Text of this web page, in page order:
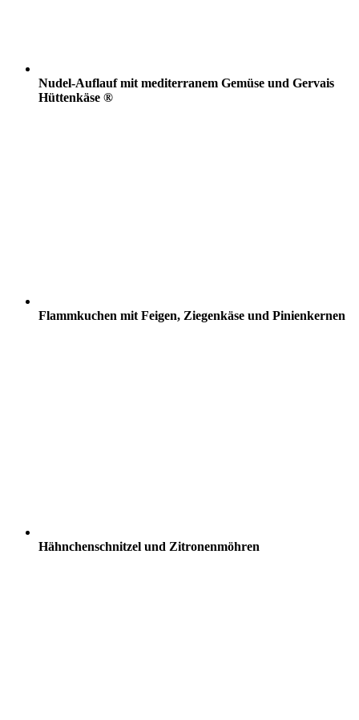
Nudel-Auflauf mit mediterranem Gemüse und Gervais
Hüttenkäse ®
Flammkuchen mit Feigen, Ziegenkäse und Pinienkernen
Hähnchenschnitzel und Zitronenmöhren